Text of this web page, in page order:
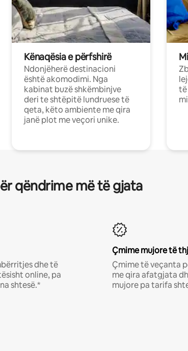
Kënaqësia e përfshirë
Ndonjëherë destinacioni
është akomodimi. Nga
kabinat buzë shkëmbinjve
deri te shtëpitë lundruese të
qeta, këto ambiente me qira
janë plot me veçori unike.
të
qëndrime më të gjata
dhe të
online, pa
shtesë.*
Çmime mujore të
Çmime të veçanta
me qira afatgjata
mujore pa tarifa